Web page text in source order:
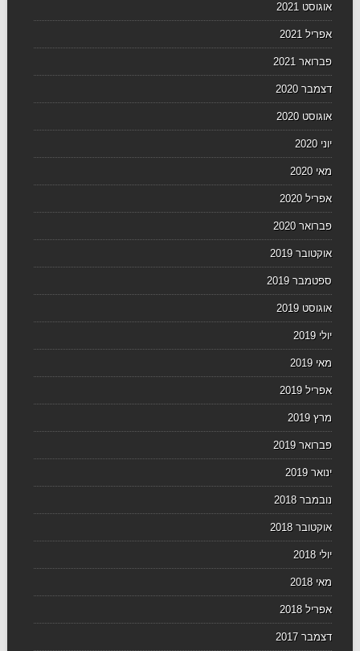
אוגוסט 2021
אפריל 2021
פברואר 2021
דצמבר 2020
אוגוסט 2020
יוני 2020
מאי 2020
אפריל 2020
פברואר 2020
אוקטובר 2019
ספטמבר 2019
אוגוסט 2019
יולי 2019
מאי 2019
אפריל 2019
מרץ 2019
פברואר 2019
ינואר 2019
נובמבר 2018
אוקטובר 2018
יולי 2018
מאי 2018
אפריל 2018
דצמבר 2017